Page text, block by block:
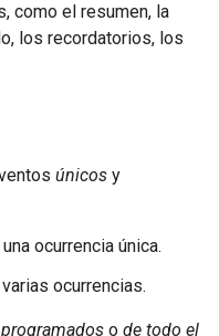
como el resumen, la
los recordatorios, los
únicos y
ocurrencia única.
ocurrencias.
programados o de todo el